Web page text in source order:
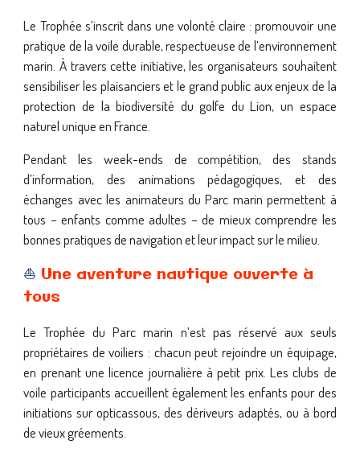
Le Trophée s’inscrit dans une volonté claire : promouvoir une
pratique de la voile durable, respectueuse de l’environnement
marin. À travers cette initiative, les organisateurs souhaitent
sensibiliser les plaisanciers et le grand public aux enjeux de la
protection de la biodiversité du golfe du Lion, un espace
naturel unique en France.
Pendant les week-ends de compétition, des stands
d’information, des animations pédagogiques, et des
échanges avec les animateurs du Parc marin permettent à
tous – enfants comme adultes – de mieux comprendre les
bonnes pratiques de navigation et leur impact sur le milieu.
⛵ Une aventure nautique ouverte à
tous
Le Trophée du Parc marin n’est pas réservé aux seuls
propriétaires de voiliers : chacun peut rejoindre un équipage,
en prenant une licence journalière à petit prix. Les clubs de
voile participants accueillent également les enfants pour des
initiations sur opticassous, des dériveurs adaptés, ou à bord
de vieux gréements.